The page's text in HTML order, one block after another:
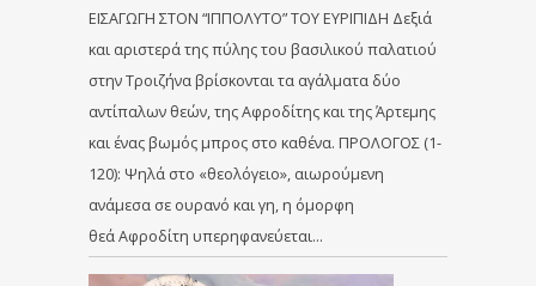
ΕΙΣΑΓΩΓΗ ΣΤΟΝ “ΙΠΠΟΛΥΤΟ” ΤΟΥ ΕΥΡΙΠΙΔΗ Δεξιά
και αριστερά της πύλης του βασιλικού παλατιού
στην Τροιζήνα βρίσκονται τα αγάλματα δύο
αντίπαλων θεών, της Αφροδίτης και της Άρτεμης
και ένας βωμός μπρος στο καθένα. ΠΡΟΛΟΓΟΣ (1-
120): Ψηλά στο «θεολόγειο», αιωρούμενη
ανάμεσα σε ουρανό και γη, η όμορφη
θεά Αφροδίτη υπερηφανεύεται…